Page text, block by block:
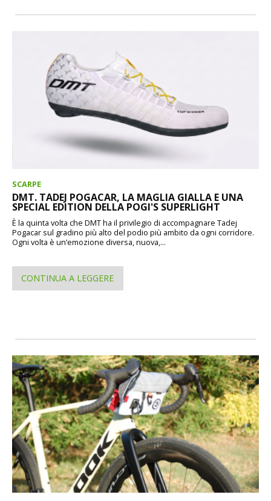
SCARPE
DMT. TADEJ POGACAR, LA MAGLIA GIALLA E UNA
SPECIAL EDITION DELLA POGI'S SUPERLIGHT
È la quinta volta che DMT ha il privilegio di accompagnare Tadej
Pogacar sul gradino più alto del podio più ambito da ogni corridore.
Ogni volta è un’emozione diversa, nuova,...
CONTINUA A LEGGERE